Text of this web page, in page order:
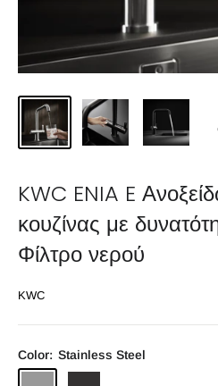
KWC ENIA E
κουζίνας με
Φίλτρο νερού
KWC
Color: Stainless Steel